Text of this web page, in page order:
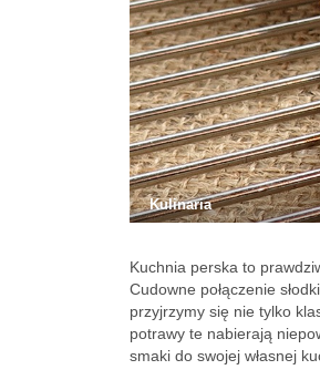
Kulinaria
Kuchnia perska to
Cudowne połączenie
przyjrzymy się nie tylko
potrawy te nabierają
smaki do swojej własnej